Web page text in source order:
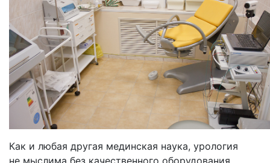
Как и любая другая мединская наука, урология
не мыслима без качественного оборудования,